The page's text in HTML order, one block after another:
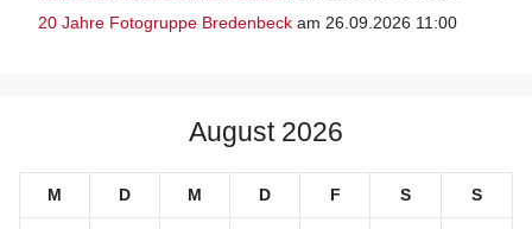
20 Jahre Fotogruppe Bredenbeck am 26.09.2026 11:00
August 2026
M D M D F S S